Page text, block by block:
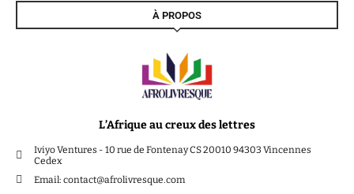
À PROPOS
L’Afrique au creux des lettres
Iviyo Ventures - 10 rue de Fontenay CS 20010 94303 Vincennes
Cedex
Email: contact@afrolivresque.com